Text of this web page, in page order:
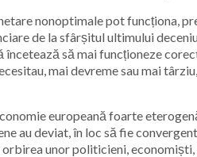
nonoptimale pot funcționa,
de la sfârșitul ultimului
să mai funcționeze
mai devreme sau mai
europeană foarte
au deviat, în loc să fie
unor politicieni,